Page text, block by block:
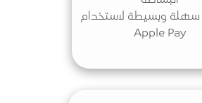
وبسيطة لاستخدام
Apple Pay